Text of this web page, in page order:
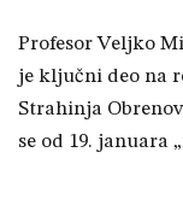
Profesor Veljko
je ključni deo na
Strahinja
se od 19. januara